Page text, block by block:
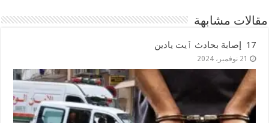
مقالات مشابهة
17 إصابة بحادث ٱيت يادين
21 نوفمبر، 2024